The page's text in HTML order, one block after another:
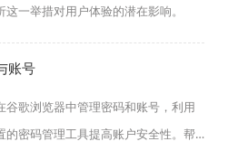
这一举措对用户体验的潜在影响。
账号
谷歌浏览器中管理密码和账号，利用
的密码管理工具提高账户安全性。帮